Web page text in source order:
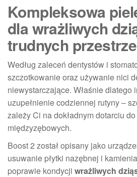
Kompleksowa
dla wrażliwych
trudnych
Według zaleceń dentystów i
szczotkowanie oraz używanie nici
niewystarczające. Właśnie dlatego
uzupełnienie codziennej rutyny –
zależy Ci na dokładnym dotarciu
międzyzębowych.
Boost 2 został opisany jako
usuwanie płytki nazębnej i
poprawie kondycji wrażliwych